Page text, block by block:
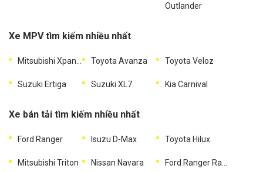
Outlander
Xe MPV tìm kiếm nhiều nhất
Mitsubishi Xpander Toyota Avanza Toyota Veloz
Suzuki Ertiga Suzuki XL7 Kia Carnival
Xe bán tải tìm kiếm nhiều nhất
Ford Ranger Isuzu D-Max Toyota Hilux
Mitsubishi Triton Nissan Navara Ford Ranger Raptor